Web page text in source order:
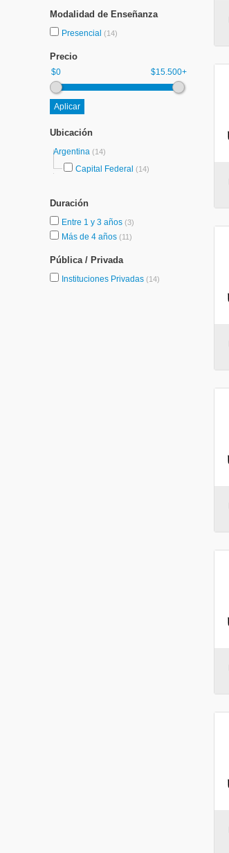
Modalidad de Enseñanza
Presencial (14)
Precio
$0 $15.500+
Ubicación
Argentina (14)
Capital Federal (14)
Duración
Entre 1 y 3 años (3)
Más de 4 años (11)
Pública / Privada
Instituciones Privadas (14)